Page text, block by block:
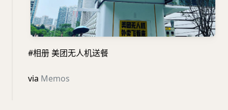
#相册 美团无人机送餐
via Memos